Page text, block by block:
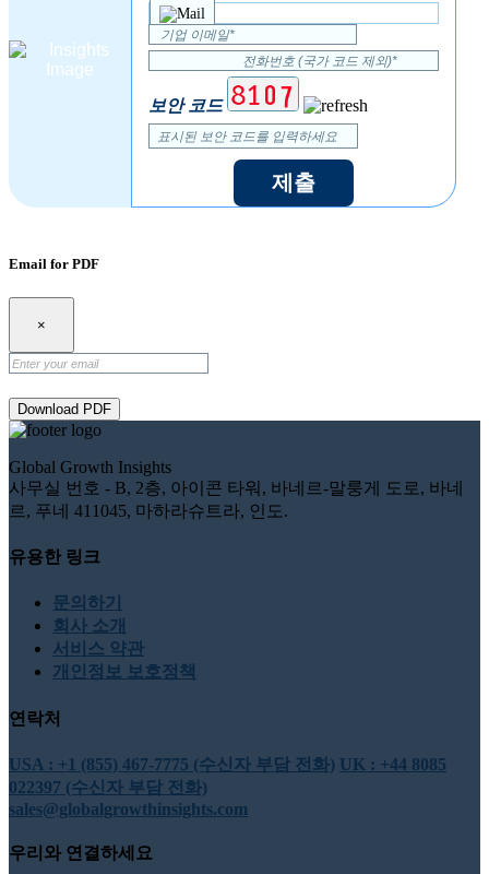
보안 코드
제출
Email for PDF
×
Download PDF
Global Growth Insights
사무실 번호 - B, 2층, 아이콘 타워, 바네르-말룽게 도로, 바네
르, 푸네 411045, 마하라슈트라, 인도.
유용한 링크
문의하기
회사 소개
서비스 약관
개인정보 보호정책
연락처
USA : +1 (855) 467-7775 (수신자 부담 전화) UK : +44 8085
022397 (수신자 부담 전화)
sales@globalgrowthinsights.com
우리와 연결하세요